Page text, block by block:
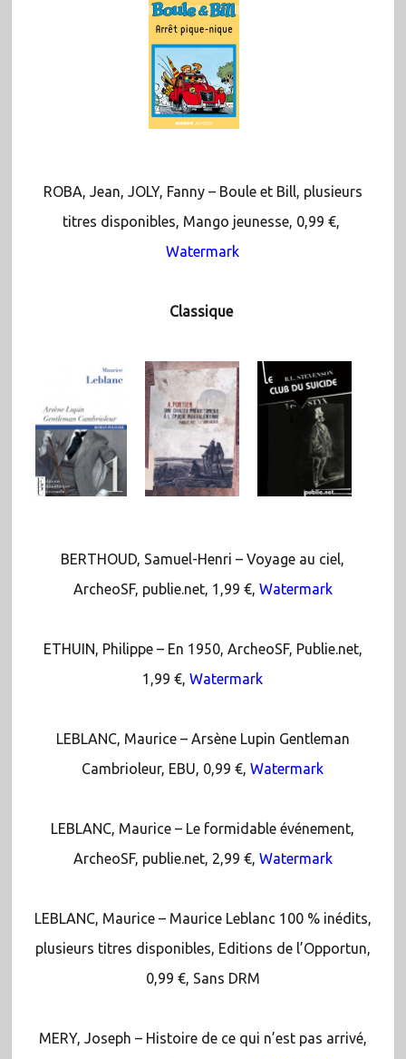
ROBA, Jean, JOLY, Fanny – Boule et Bill, plusieurs
titres disponibles, Mango jeunesse, 0,99 €,
Watermark
Classique
BERTHOUD, Samuel-Henri – Voyage au ciel,
ArcheoSF, publie.net, 1,99 €, Watermark
ETHUIN, Philippe – En 1950, ArcheoSF, Publie.net,
1,99 €,Watermark
LEBLANC, Maurice – Arsène Lupin Gentleman
Cambrioleur, EBU, 0,99 €,Watermark
LEBLANC, Maurice – Le formidable événement,
ArcheoSF, publie.net, 2,99 €, Watermark
LEBLANC, Maurice – Maurice Leblanc 100 % inédits,
plusieurs titres disponibles, Editions de l’Opportun,
0,99 €, Sans DRM
MERY, Joseph – Histoire de ce qui n’est pas arrivé,